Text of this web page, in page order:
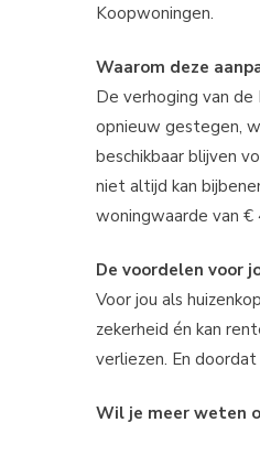
Koopwoningen.
Waarom deze
De verhoging van
opnieuw gestegen,
beschikbaar blijven
niet altijd kan
woningwaarde van €
De voordelen voor
Voor jou als
zekerheid én kan
verliezen. En
Wil je meer weten